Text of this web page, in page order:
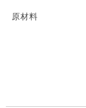
原材料